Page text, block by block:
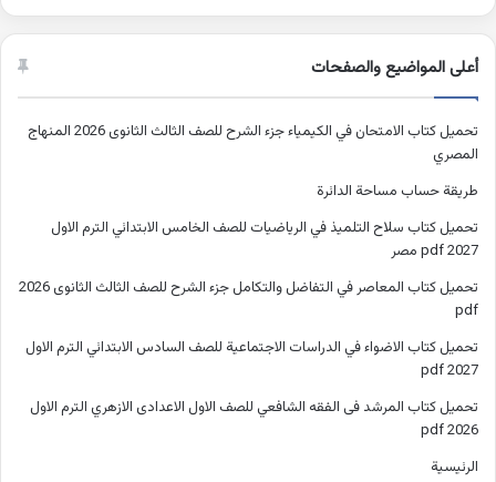
أعلى المواضيع والصفحات
تحميل كتاب الامتحان في الكيمياء جزء الشرح للصف الثالث الثانوى 2026 المنهاج
المصري
طريقة حساب مساحة الدائرة
تحميل كتاب سلاح التلميذ في الرياضيات للصف الخامس الابتدائي الترم الاول
2027 pdf مصر
تحميل كتاب المعاصر في التفاضل والتكامل جزء الشرح للصف الثالث الثانوى 2026
pdf
تحميل كتاب الاضواء في الدراسات الاجتماعية للصف السادس الابتدائي الترم الاول
2027 pdf
تحميل كتاب المرشد فى الفقه الشافعي للصف الاول الاعدادى الازهري الترم الاول
2026 pdf
الرئيسية